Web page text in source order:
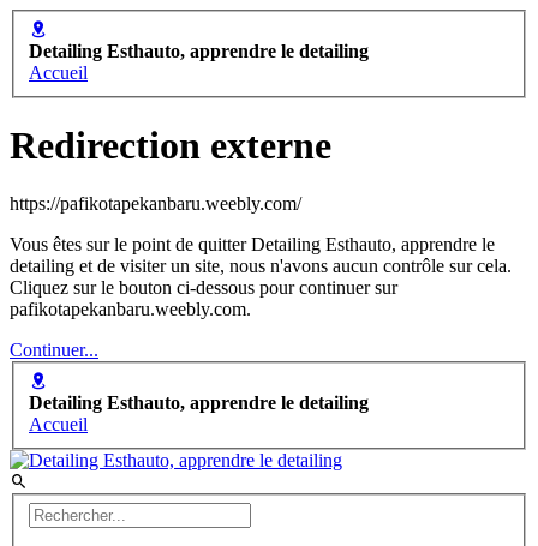
Detailing Esthauto, apprendre le detailing
Accueil
Redirection externe
https://pafikotapekanbaru.weebly.com/
Vous êtes sur le point de quitter Detailing Esthauto, apprendre le
detailing et de visiter un site, nous n'avons aucun contrôle sur cela.
Cliquez sur le bouton ci-dessous pour continuer sur
pafikotapekanbaru.weebly.com.
Continuer...
Detailing Esthauto, apprendre le detailing
Accueil